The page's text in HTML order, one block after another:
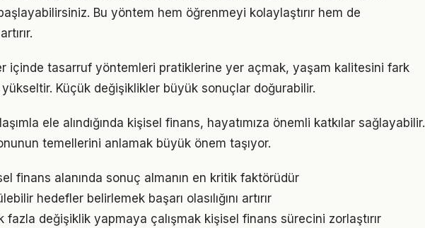
Bu yöntem hem öğrenmeyi kolaylaştırır hem de
içinde tasarruf yöntemleri pratiklerine yer açmak, yaşam kalitesini fark
Küçük değişiklikler büyük sonuçlar doğurabilir.
ele alındığında kişisel finans, hayatımıza önemli katkılar sağlayabilir.
temellerini anlamak büyük önem taşıyor.
finans alanında sonuç almanın en kritik faktörüdür
hedefler belirlemek başarı olasılığını artırır
fazla değişiklik yapmaya çalışmak kişisel finans sürecini zorlaştırır